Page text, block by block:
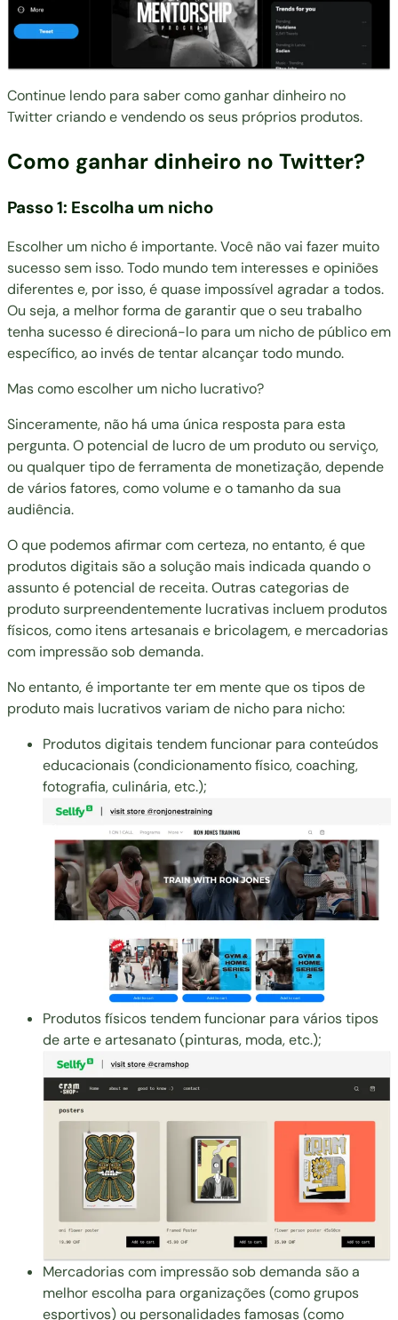
Continue lendo para saber como ganhar dinheiro no
Twitter criando e vendendo os seus próprios produtos.
Como ganhar dinheiro no Twitter?
Passo 1: Escolha um nicho
Escolher um nicho é importante. Você não vai fazer muito
sucesso sem isso. Todo mundo tem interesses e opiniões
diferentes e, por isso, é quase impossível agradar a todos.
Ou seja, a melhor forma de garantir que o seu trabalho
tenha sucesso é direcioná-lo para um nicho de público em
específico, ao invés de tentar alcançar todo mundo.
Mas como escolher um nicho lucrativo?
Sinceramente, não há uma única resposta para esta
pergunta. O potencial de lucro de um produto ou serviço,
ou qualquer tipo de ferramenta de monetização, depende
de vários fatores, como volume e o tamanho da sua
audiência.
O que podemos afirmar com certeza, no entanto, é que
produtos digitais são a solução mais indicada quando o
assunto é potencial de receita. Outras categorias de
produto surpreendentemente lucrativas incluem produtos
físicos, como itens artesanais e bricolagem, e mercadorias
com impressão sob demanda.
No entanto, é importante ter em mente que os tipos de
produto mais lucrativos variam de nicho para nicho:
Produtos digitais tendem funcionar para conteúdos
educacionais (condicionamento físico, coaching,
fotografia, culinária, etc.);
Produtos físicos tendem funcionar para vários tipos
de arte e artesanato (pinturas, moda, etc.);
Mercadorias com impressão sob demanda são a
melhor escolha para organizações (como grupos
esportivos) ou personalidades famosas (como